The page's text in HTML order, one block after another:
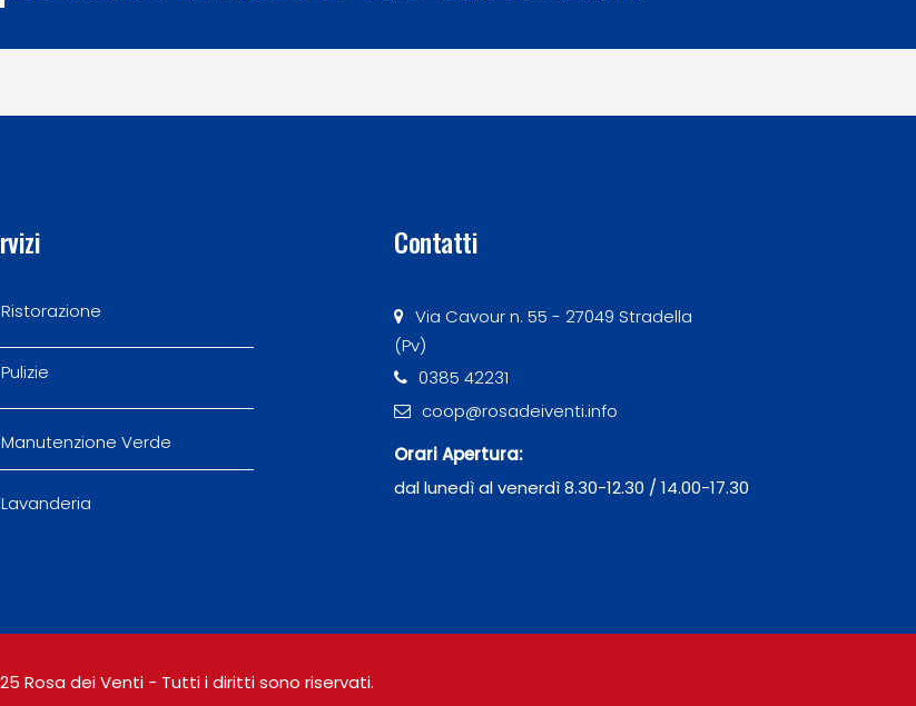
Ristorazione
Pulizie
Manutenzione Verde
Lavanderia
Contatti
Via Cavour n. 55 - 27049 Stradella
(Pv)
0385 42231
coop@rosadeiventi.info
Orari Apertura:
dal lunedì al venerdì 8.30-12.30 / 14.00-17.30
Rosa dei Venti - Tutti i diritti sono riservati.